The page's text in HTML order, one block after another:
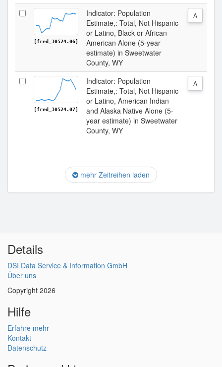
[fred_30524.06]
Indicator: Population
Estimate,: Total, Not Hispanic
or Latino, Black or African
American Alone (5-year
estimate) in Sweetwater
County, WY
A
[fred_30524.07]
Indicator: Population
Estimate,: Total, Not Hispanic
or Latino, American Indian
and Alaska Native Alone (5-
year estimate) in Sweetwater
County, WY
A
mehr Zeitreihen laden
Details
DSI Data Service & Information GmbH
Über uns
Copyright 2026
Hilfe
Erfahre mehr
Kontakt
Datenschutz